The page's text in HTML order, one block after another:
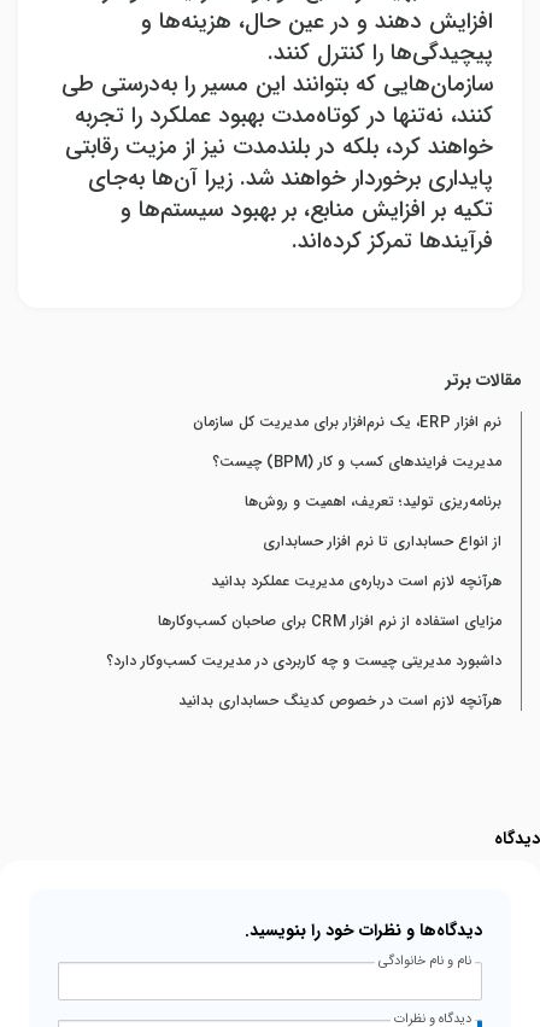
افزایش دهند و در عین حال، هزینه‌ها و
پیچیدگی‌ها را کنترل کنند.
سازمان‌هایی که بتوانند این مسیر را به‌درستی طی
کنند، نه‌تنها در کوتاه‌مدت بهبود عملکرد را تجربه
خواهند کرد، بلکه در بلندمدت نیز از مزیت رقابتی
پایداری برخوردار خواهند شد. زیرا آن‌ها به‌جای
تکیه بر افزایش منابع، بر بهبود سیستم‌ها و
فرآیندها تمرکز کرده‌اند.
مقالات برتر
نرم افزار ERP، یک نرم‌افزار برای مدیریت کل سازمان
مدیریت فرایندهای کسب و کار (BPM) چیست؟
برنامه‌ریزی تولید؛ تعریف، اهمیت و روش‌ها
از انواع حسابداری تا نرم افزار حسابداری
هرآنچه لازم است درباره‌ی مدیریت عملکرد بدانید
مزایای استفاده از نرم افزار CRM برای صاحبان کسب‌وکارها
داشبورد مدیریتی چیست و چه کاربردی در مدیریت کسب‌وکار دارد؟
هرآنچه لازم است در خصوص کدینگ حسابداری بدانید
دیدگاه
دیدگاه‌ها و نظرات خود را بنویسید.
نام و نام خانوادگی
دیدگاه و نظرات